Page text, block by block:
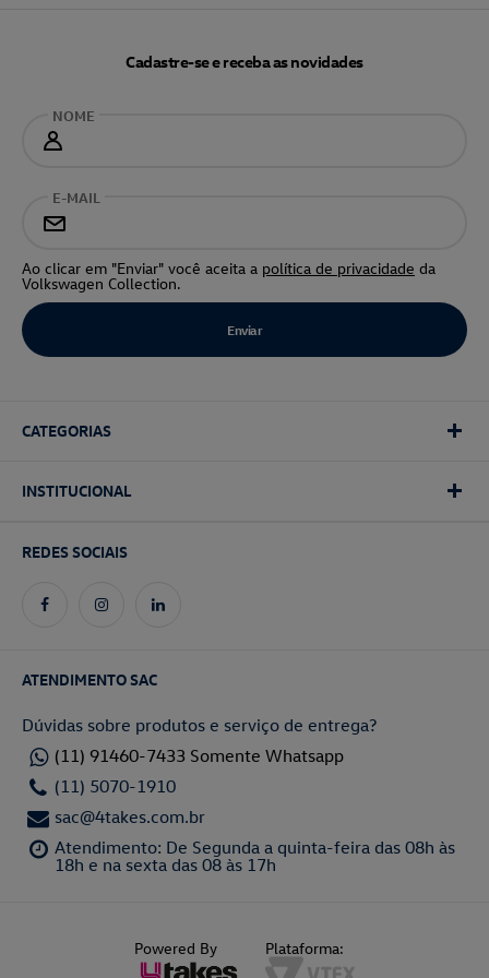
Cadastre-se e receba as novidades
NOME
E-MAIL
Ao clicar em "Enviar" você aceita a política de privacidade da
Volkswagen Collection.
CATEGORIAS
INSTITUCIONAL
REDES SOCIAIS
ATENDIMENTO SAC
Dúvidas sobre produtos e serviço de entrega?
(11) 91460-7433 Somente Whatsapp
(11) 5070-1910
sac@4takes.com.br
Atendimento: De Segunda a quinta-feira das 08h às
18h e na sexta das 08 às 17h
Powered By Plataforma: